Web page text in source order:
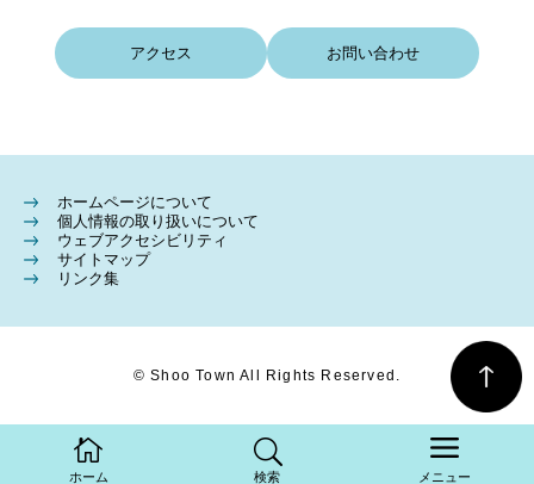
ホーム 検索 メニュー
アクセス お問い合わせ
ホームページについて
個人情報の取り扱いについて
ウェブアクセシビリティ
サイトマップ
リンク集
© Shoo Town All Rights Reserved.